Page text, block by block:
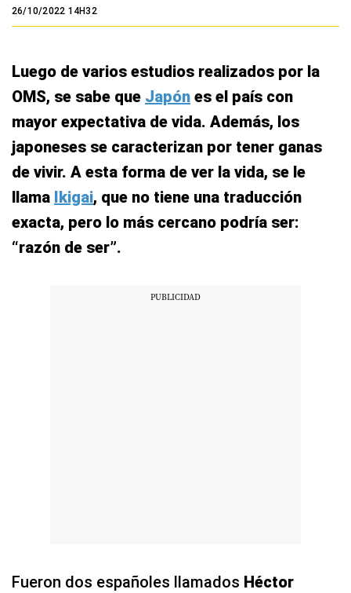
26/10/2022 14H32
Luego de varios estudios realizados por la
OMS, se sabe que Japón es el país con
mayor expectativa de vida. Además, los
japoneses se caracterizan por tener ganas
de vivir. A esta forma de ver la vida, se le
llama Ikigai, que no tiene una traducción
exacta, pero lo más cercano podría ser:
“razón de ser”.
Fueron dos españoles llamados Héctor